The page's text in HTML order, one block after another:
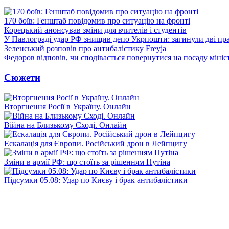
170 боїв: Генштаб повідомив про ситуацію на фронті
Корецький анонсував зміни для вчителів і студентів
У Павлограді удар РФ знищив депо Укрпошти: загинули дві
Зеленський розповів про антибалістику Freyja
Федоров відповів, чи сподівається повернутися на посаду
Сюжети
Вторгнення Росії в Україну. Онлайн
Війна на Близькому Сході. Онлайн
Ескалація для Європи. Російський дрон в Лейпцигу
Зміни в армії РФ: що стоїть за рішенням Путіна
Підсумки 05.08: Удар по Києву і брак антибалістики